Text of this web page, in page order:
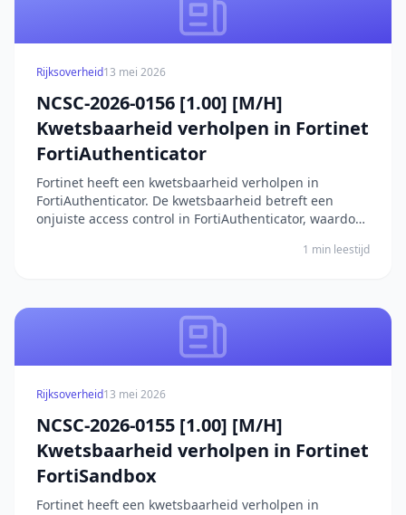
Rijksoverheid13 mei 2026
NCSC-2026-0156 [1.00] [M/H]
Kwetsbaarheid verholpen in Fortinet
FortiAuthenticator
Fortinet heeft een kwetsbaarheid verholpen in
FortiAuthenticator. De kwetsbaarheid betreft een
onjuiste access control in FortiAuthenticator, waardoor
kan uitvoeren. Dit ontstaat door onvoldoende1 min leestijd
Rijksoverheid13 mei 2026
NCSC-2026-0155 [1.00] [M/H]
Kwetsbaarheid verholpen in Fortinet
FortiSandbox
Fortinet heeft een kwetsbaarheid verholpen in